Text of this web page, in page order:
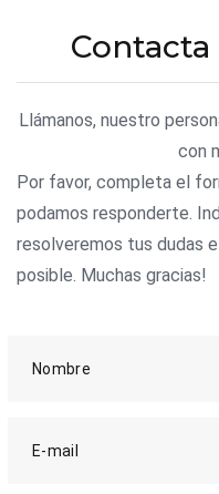
Llámanos, nuestro
con
Por favor, completa el
podamos responderte.
resolveremos tus dudas
posible. Muchas gracias!
Nombre
E-mail